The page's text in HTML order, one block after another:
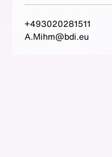
+493020281511
A.Mihm@bdi.eu